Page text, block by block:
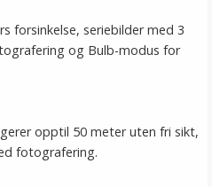
forsinkelse, seriebilder med 3
og Bulb-modus for
opptil 50 meter uten fri sikt,
fotografering.